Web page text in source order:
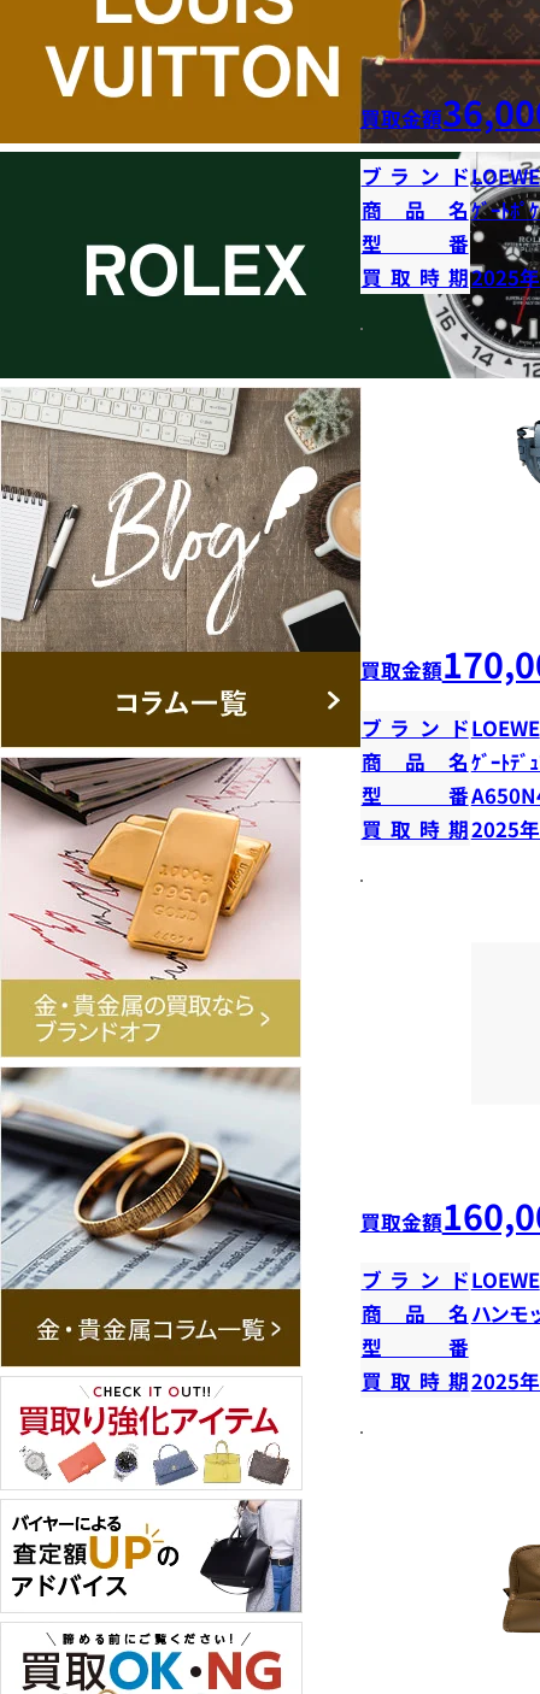
買取金額
ブランドLOEWE
商品名ｹﾞｰﾄﾎﾟ
型番
買取時期2025
買取金額
ブランドLOEWE
商品名ｹﾞｰﾄﾃﾞ
型番
買取時期2025
買取金額
ブランドLOEWE
商品名 ハン
型番
買取時期2025